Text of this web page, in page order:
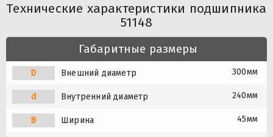
Технические характеристики подшипника
51148
Габаритные размеры
D Внешний диаметр 300мм
d Внутренний диаметр 240мм
B Ширина 45мм